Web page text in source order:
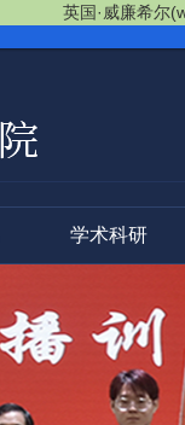
英国·威廉希尔
学术科研